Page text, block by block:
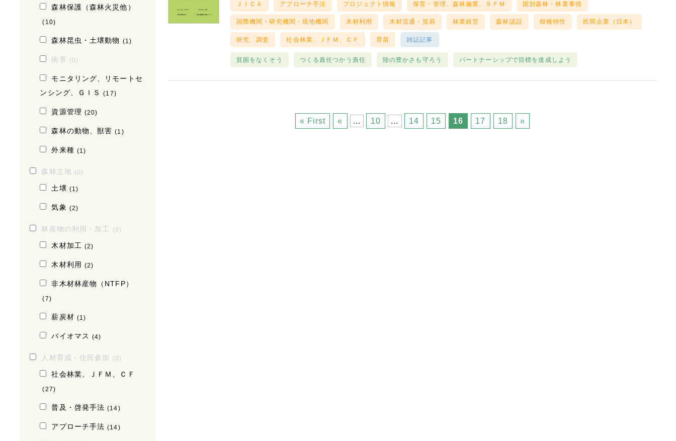
森林保護（森林火災他）
(10)
森林昆虫・土壌動物 (1)
病害 (0)
モニタリング、リモートセ
ンシング、ＧＩＳ
(17)
資源管理 (20)
森林の動物、獣害 (1)
外来種 (1)
森林立地 (0)
土壌 (1)
気象 (2)
林産物の利用・加工 (0)
木材加工 (2)
木材利用 (2)
非木材林産物（NTFP）
(7)
薪炭材 (1)
バイオマス (4)
人材育成・住民参加 (0)
社会林業、ＪＦＭ、ＣＦ
(27)
普及・啓発手法 (14)
アプローチ手法 (14)
ＪＩＣＡ アプローチ手法 プロジェクト情報 保育・管理、森林施業、ＳＦＭ 国別森林・林業事情
国際機関・研究機関・現地機関 木材利用 木材流通・貿易 林業経営 森林認証 樹種特性 民間企業（日本）
研究、調査 社会林業、ＪＦＭ、ＣＦ 育苗 雑誌記事
貧困をなくそう つくる責任つかう責任 陸の豊かさも守ろう パートナーシップで目標を達成しよう
« First « ... 10 ... 14 15 16 17 18 »